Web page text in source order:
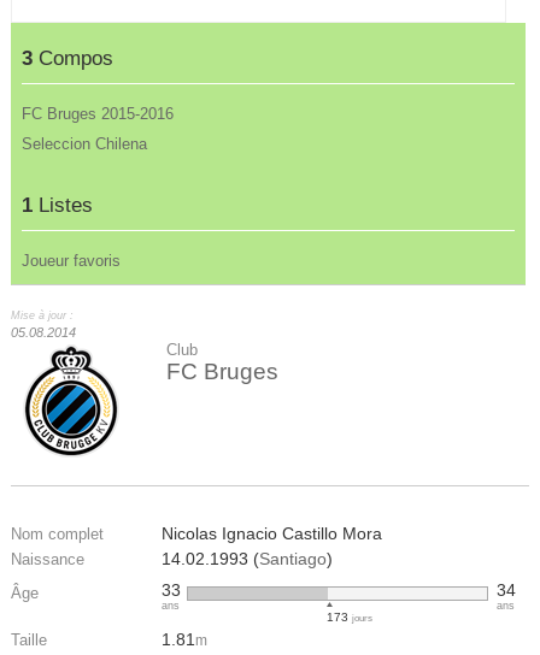
3 Compos
FC Bruges 2015-2016
Seleccion Chilena
1 Listes
Joueur favoris
Mise à jour :
05.08.2014
Club
FC Bruges
Nom complet Nicolas Ignacio Castillo Mora
Naissance 14.02.1993 (Santiago)
Âge 33
ans
173jours
34
ans
Taille 1.81m